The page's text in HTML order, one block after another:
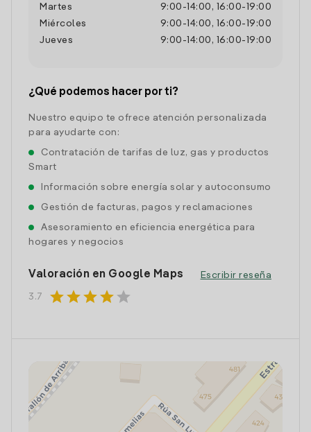
Martes
9:00 - 14:00 , 16:00- 19:00
Miércoles
9:00 - 14:00 , 16:00- 19:00
Jueves
9:00 - 14:00 , 16:00- 19:00
¿Qué podemos hacer por ti?
Nuestro equipo te ofrece atención personalizada
para ayudarte con:
Contratación de tarifas de luz, gas y productos
Smart
Información sobre energía solar y autoconsumo
Gestión de facturas, pagos y reclamaciones
Asesoramiento en eficiencia energética para
hogares y negocios
Valoración en Google Maps
3.7 starstarstarstar star
Escribir reseña